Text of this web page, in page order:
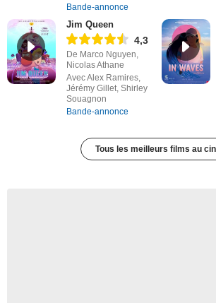
Bande-annonce
Jim Queen
4,3
De Marco Nguyen,
Nicolas Athane
Avec Alex Ramires,
Jérémy Gillet, Shirley
Souagnon
Bande-annonce
Tous les meilleurs films au